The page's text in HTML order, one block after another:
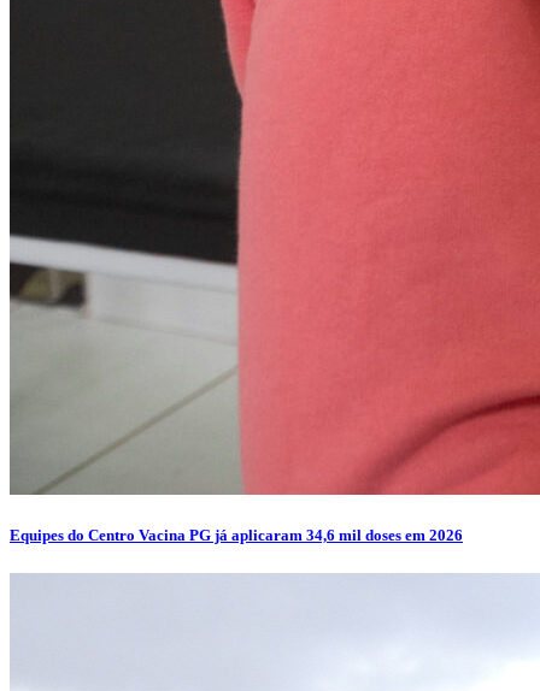
Equipes do Centro Vacina PG já aplicaram 34,6 mil doses em 2026